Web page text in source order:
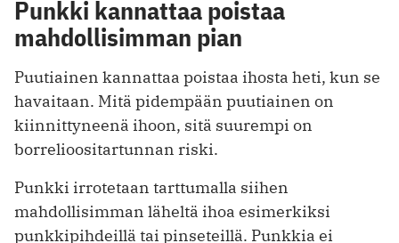
Punkki kannattaa poistaa
mahdollisimman pian
Puutiainen kannattaa poistaa ihosta heti, kun se
havaitaan. Mitä pidempään puutiainen on
kiinnittyneenä ihoon, sitä suurempi on
borrelioositartunnan riski.
Punkki irrotetaan tarttumalla siihen
mahdollisimman läheltä ihoa esimerkiksi
punkkipihdeillä tai pinseteillä. Punkkia ei